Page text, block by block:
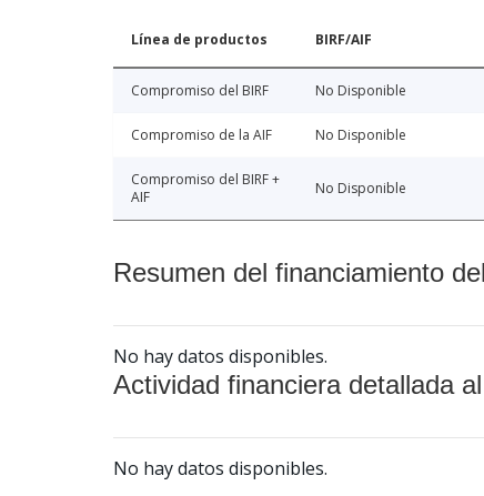
Línea de productos BIRF/AIF
Compromiso del BIRF No Disponible
Compromiso de la AIF No Disponible
Compromiso del BIRF +
AIF
No Disponible
Resumen del financiamiento
No hay datos disponibles.
Actividad financiera detallada
No hay datos disponibles.